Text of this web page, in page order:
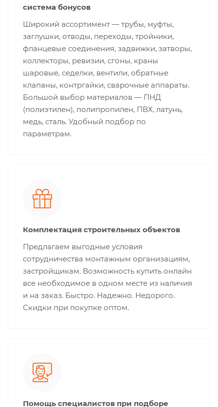
система бонусов
Широкий ассортимент — трубы, муфты,
заглушки, отводы, переходы, тройники,
фланцевые соединения, задвижки, затворы,
коллекторы, ревизии, сгоны, краны
шаровые, седелки, вентили, обратные
клапаны, контргайки, сварочные аппараты.
Большой выбор материалов — ПНД
(полиэтилен), полипропилен, ПВХ, латунь,
медь, сталь. Удобный подбор по
параметрам.
Комплектация строительных объектов
Предлагаем выгодные условия
сотрудничества монтажным организациям,
застройщикам. Возможность купить онлайн
все необходимое в одном месте из наличия
и на заказ. Быстро. Надежно. Недорого.
Скидки при покупке оптом.
Помощь специалистов при подборе